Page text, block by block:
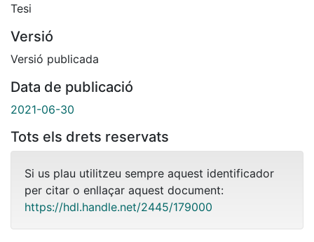
Tesi
Versió
Versió publicada
Data de publicació
2021-06-30
Tots els drets reservats
Si us plau utilitzeu sempre aquest identificador
per citar o enllaçar aquest document:
https://hdl.handle.net/2445/179000